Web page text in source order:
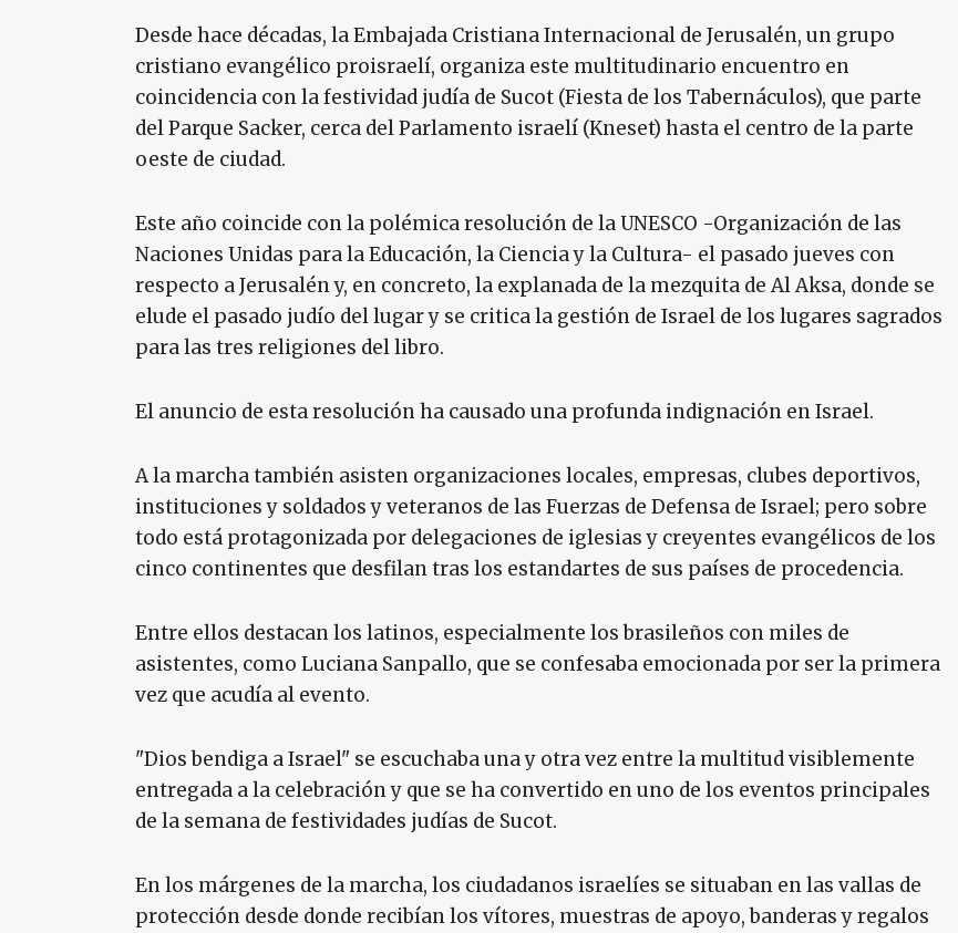
Desde hace décadas, la Embajada Cristiana Internacional de Jerusalén, un grupo
cristiano evangélico proisraelí, organiza este multitudinario encuentro en
coincidencia con la festividad judía de Sucot (Fiesta de los Tabernáculos), que parte
del Parque Sacker, cerca del Parlamento israelí (Kneset) hasta el centro de la parte
oeste de ciudad.
Este año coincide con la polémica resolución de la UNESCO -Organización de las
Naciones Unidas para la Educación, la Ciencia y la Cultura- el pasado jueves con
respecto a Jerusalén y, en concreto, la explanada de la mezquita de Al Aksa, donde se
elude el pasado judío del lugar y se critica la gestión de Israel de los lugares sagrados
para las tres religiones del libro.
El anuncio de esta resolución ha causado una profunda indignación en Israel.
A la marcha también asisten organizaciones locales, empresas, clubes deportivos,
instituciones y soldados y veteranos de las Fuerzas de Defensa de Israel; pero sobre
todo está protagonizada por delegaciones de iglesias y creyentes evangélicos de los
cinco continentes que desfilan tras los estandartes de sus países de procedencia.
Entre ellos destacan los latinos, especialmente los brasileños con miles de
asistentes, como Luciana Sanpallo, que se confesaba emocionada por ser la primera
vez que acudía al evento.
"Dios bendiga a Israel" se escuchaba una y otra vez entre la multitud visiblemente
entregada a la celebración y que se ha convertido en uno de los eventos principales
de la semana de festividades judías de Sucot.
En los márgenes de la marcha, los ciudadanos israelíes se situaban en las vallas de
protección desde donde recibían los vítores, muestras de apoyo, banderas y regalos